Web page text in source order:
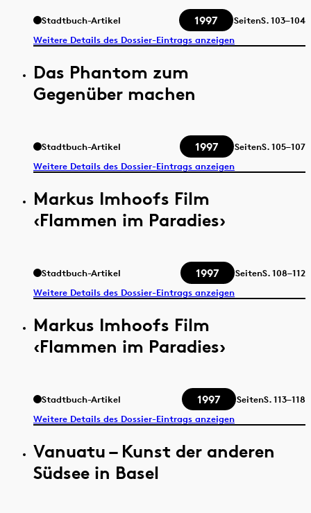
Stadtbuch-Artikel 1997 SeitenS.103–104
Weitere Details des Dossier-Eintrags anzeigen
Das Phantom zum
Gegenüber machen
Stadtbuch-Artikel 1997 SeitenS.105–107
Weitere Details des Dossier-Eintrags anzeigen
Markus Imhoofs Film
‹Flammen im Paradies›
Stadtbuch-Artikel 1997 SeitenS.108–112
Weitere Details des Dossier-Eintrags anzeigen
Markus Imhoofs Film
‹Flammen im Paradies›
Stadtbuch-Artikel 1997 SeitenS.113–118
Weitere Details des Dossier-Eintrags anzeigen
Vanuatu – Kunst der anderen
Südsee in Basel